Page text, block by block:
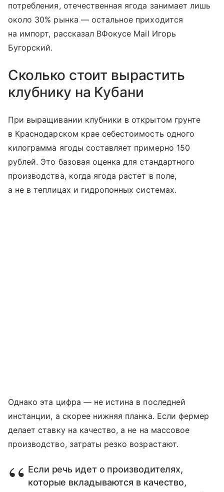
потребления, отечественная ягода занимает лишь
около 30% рынка — остальное приходится
на импорт, рассказал ВФокусе Mail Игорь
Бугорский.
Сколько стоит вырастить
клубнику на Кубани
При выращивании клубники в открытом грунте
в Краснодарском крае себестоимость одного
килограмма ягоды составляет примерно 150
рублей. Это базовая оценка для стандартного
производства, когда ягода растет в поле,
а не в теплицах и гидропонных системах.
Однако эта цифра — не истина в последней
инстанции, а скорее нижняя планка. Если фермер
делает ставку на качество, а не на массовое
производство, затраты резко возрастают.
Если речь идет о производителях,
которые вкладываются в качество,